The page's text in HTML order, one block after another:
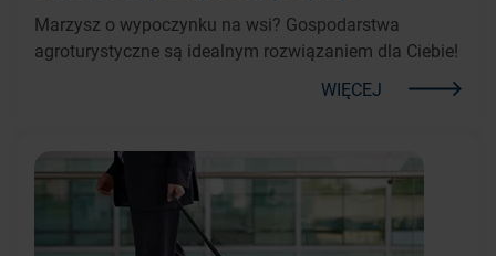
Marzysz o wypoczynku na wsi? Gospodarstwa
agroturystyczne są idealnym rozwiązaniem dla Ciebie!
WIĘCEJ